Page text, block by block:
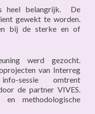
heel belangrijk. De
gewekt te worden.
bij de sterke en of
werd gezocht.
van Interreg
sessie omtrent
de partner VIVES.
methodologische